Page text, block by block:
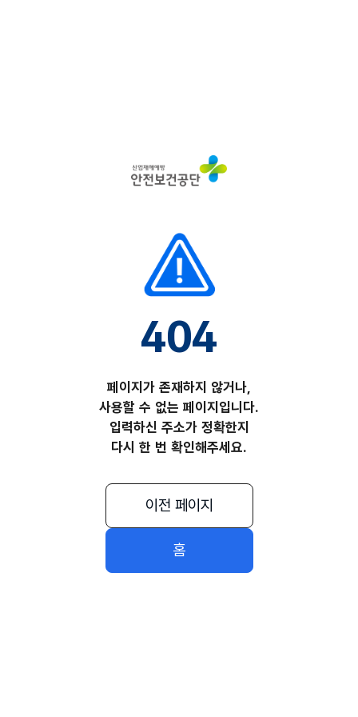
재
해
안
전
보
건
공
단
404
페이지가 존재하지 않거나,
사용할 수 없는 페이지입니다.
입력하신 주소가 정확한지
다시 한 번 확인해주세요.
이전 페이지
홈